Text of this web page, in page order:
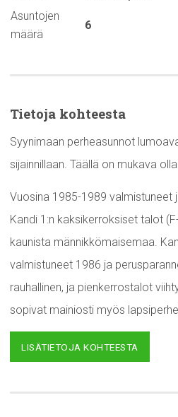
Asuntojen
määrä
6
Tietoja kohteesta
Syynimaan perheasunnot
sijainnillaan. Täällä on mukava
Vuosina 1985-1989 valmistuneet
Kandi 1:n kaksikerroksiset talot
kaunista männikkömaisemaa.
valmistuneet 1986 ja
rauhallinen, ja pienkerrostalot
sopivat mainiosti myös
LISÄTIETOJA KOHTEESTA